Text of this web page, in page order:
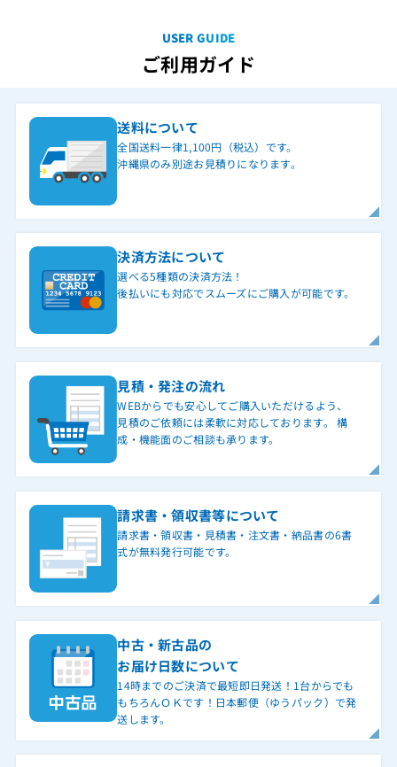
USER GUIDE
ご利用ガイド
送料について
全国送料一律1,100円（税込）です。
沖縄県のみ別途お見積りになります。
決済方法について
選べる5種類の決済方法！
後払いにも対応でスムーズにご購入が可能です。
見積・発注の流れ
WEBからでも安心してご購入いただけるよう、
見積のご依頼には柔軟に対応しております。 構
成・機能面のご相談も承ります。
請求書・領収書等について
請求書・領収書・見積書・注文書・納品書の6書
式が無料発行可能です。
中古・新古品の
お届け日数について
14時までのご決済で最短即日発送！1台からでも
もちろんＯＫです！日本郵便（ゆうパック）で発
送します。